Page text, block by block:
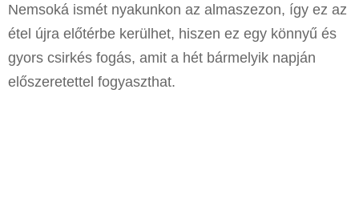
Nemsoká ismét nyakunkon az almaszezon, így ez az
étel újra előtérbe kerülhet, hiszen ez egy könnyű és
gyors csirkés fogás, amit a hét bármelyik napján
előszeretettel fogyaszthat.